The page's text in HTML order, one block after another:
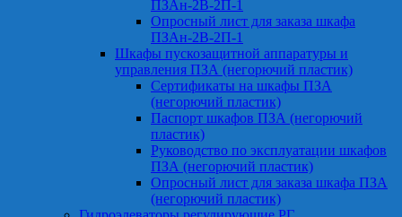
ПЗАн-2В-2П-1
Опросный лист для заказа шкафа
ПЗАн-2В-2П-1
Шкафы пускозащитной аппаратуры и
управления ПЗА (негорючий пластик)
Сертификаты на шкафы ПЗА
(негорючий пластик)
Паспорт шкафов ПЗА (негорючий
пластик)
Руководство по эксплуатации шкафов
ПЗА (негорючий пластик)
Опросный лист для заказа шкафа ПЗА
(негорючий пластик)